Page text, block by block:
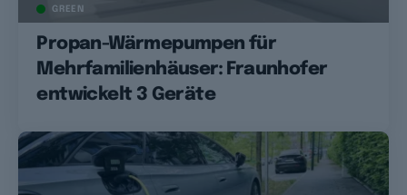
GREEN
Propan-Wärmepumpen für
Mehrfamilienhäuser: Fraunhofer
entwickelt 3 Geräte